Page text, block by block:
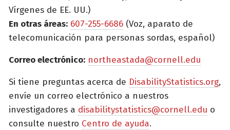
Vírgenes de EE. UU.)
En otras áreas: 607-255-6686 (Voz, aparato de
telecomunicación para personas sordas, español)
Correo electrónico: northeastada@cornell.edu
Si tiene preguntas acerca de DisabilityStatistics.org,
envíe un correo electrónico a nuestros
investigadores a disabilitystatistics@cornell.edu o
consulte nuestro Centro de ayuda.